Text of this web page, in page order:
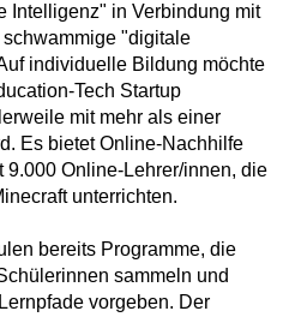
Intelligenz" in Verbindung mit
"digitale
individuelle Bildung möchte
Tech Startup
mit mehr als einer
Es bietet Online-Nachhilfe
Online-Lehrer/innen, die
unterrichten.
bereits Programme, die
sammeln und
vorgeben. Der